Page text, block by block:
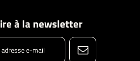
à la newsletter